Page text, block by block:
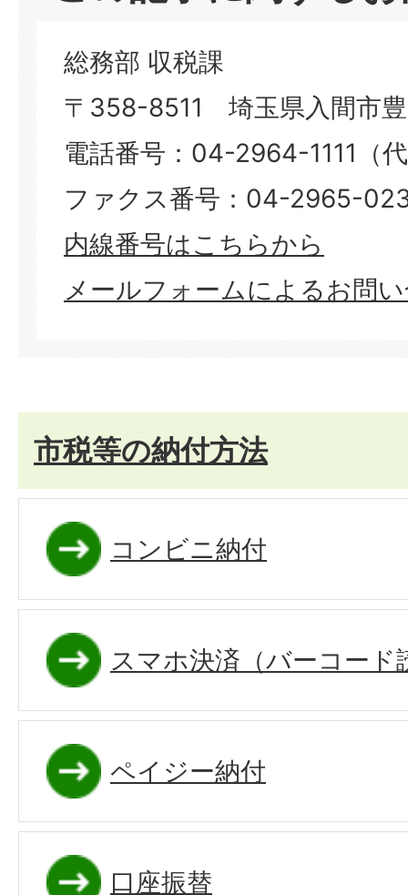
総務部 収税課
〒358-8511 埼玉県入間市
電話番号：04-2964-1111（
ファクス番号：04-2965-
内線番号はこちらから
メールフォームによるお問
市税等の納付方法
コンビニ納付
スマホ決済（バーコード
ペイジー納付
口座振替